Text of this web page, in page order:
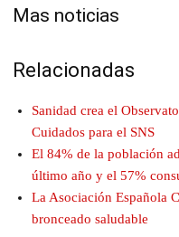
Mas noticias
Relacionadas
Sanidad crea el
Cuidados para el SNS
El 84% de la población
último año y el 57%
La Asociación Española
bronceado saludable